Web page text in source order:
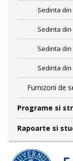
Sedinta din
Sedinta din
Sedinta din
Sedinta din
Furnizorii de
Programe si
Rapoarte si